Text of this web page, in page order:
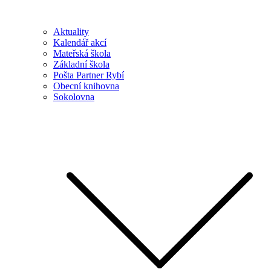
Aktuality
Kalendář akcí
Mateřská škola
Základní škola
Pošta Partner Rybí
Obecní knihovna
Sokolovna